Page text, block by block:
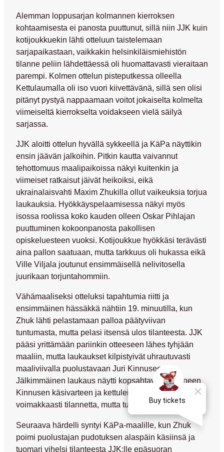
Alemman loppusarjan kolmannen kierroksen
kohtaamisesta ei panosta puuttunut, sillä niin JJK kuin
kotijoukkuekin lähti otteluun taistelemaan
sarjapaikastaan, vaikkakin helsinkiläismiehistön
tilanne peliin lähdettäessä oli huomattavasti vieraitaan
parempi. Kolmen ottelun pisteputkessa olleella
Kettulaumalla oli iso vuori kiivettävänä, sillä sen olisi
pitänyt pystyä nappaamaan voitot jokaiselta kolmelta
viimeiseltä kierrokselta voidakseen vielä säilyä
sarjassa.
JJK aloitti ottelun hyvällä sykkeellä ja KäPa näyttikin
ensin jäävän jalkoihin. Pitkin kautta vaivannut
tehottomuus maalipaikoissa näkyi kuitenkin ja
viimeiset ratkaisut jäivät heikoiksi, eikä
ukrainalaisvahti Maxim Zhukilla ollut vaikeuksia torjua
laukauksia. Hyökkäyspelaamisessa näkyi myös
isossa roolissa koko kauden olleen Oskar Pihlajan
puuttuminen kokoonpanosta pakollisen
opiskeluesteen vuoksi. Kotijoukkue hyökkäsi terävästi
aina pallon saatuaan, mutta tarkkuus oli hukassa eikä
Ville Viljala joutunut ensimmäisellä nelivitosella
juurikaan torjuntahommiin.
Vähämaaliseksi otteluksi tapahtumia riitti ja
ensimmäinen hässäkkä nähtiin 19. minuutilla, kun
Zhuk lähti pelastamaan palloa päätyviivan
tuntumasta, mutta pelasi itsensä ulos tilanteesta. JJK
pääsi yrittämään pariinkin otteeseen lähes tyhjään
maaliin, mutta laukaukset kilpistyivät uhrautuvasti
maaliviivalla puolustavaan Juri Kinnuseen
Jälkimmäinen laukaus näytti kopsahtavan kokeneen
Kinnusen käsivarteen ja kettuleirissä protestoitiinkin
voimakkaasti tilannetta, mutta tuloksetta.
Seuraava härdelli syntyi KäPa-maalille, kun Zhuk
poimi puolustajan pudotuksen alaspäin käsiinsä ja
tuomari vihelsi tilanteesta JJK:lle epäsuoran